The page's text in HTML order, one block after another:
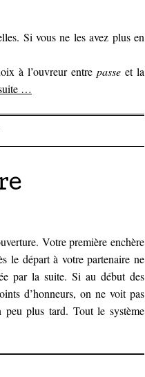
Si vous ne les avez plus en
à l’ouvreur entre passeet la
…
Votre première enchère
le départ à votre partenaire ne
par la suite. Si au début des
d’honneurs, on ne voit pas
peu plus tard. Tout le système